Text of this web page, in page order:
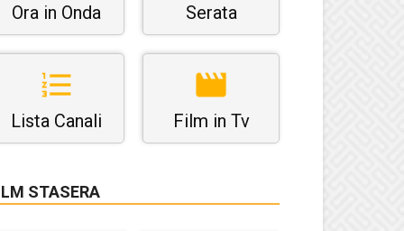
Ora in Onda Serata
Lista Canali Film in Tv
STASERA